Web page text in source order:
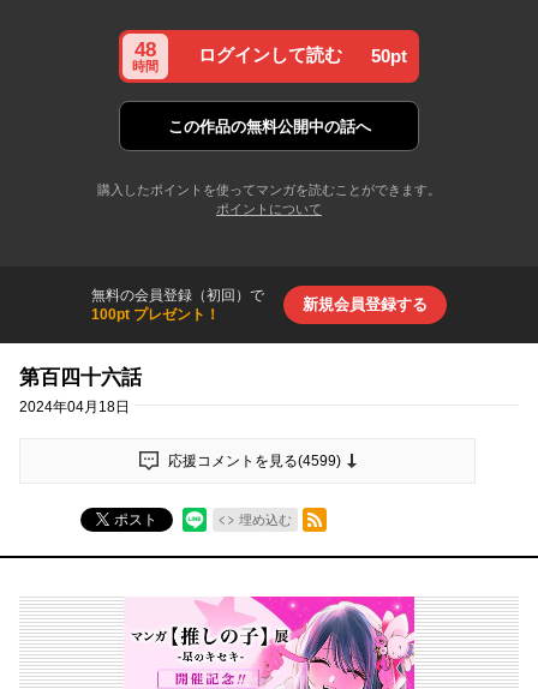
48
時間
ログインして読む 50pt
この作品の無料公開中の話へ
購入したポイントを使ってマンガを読むことができます。
ポイントについて
無料の会員登録（初回）で
100pt プレゼント！
新規会員登録する
第百四十六話
2024年04月18日
応援コメントを見る(4599)
ポスト 埋め込む
RSSフィード